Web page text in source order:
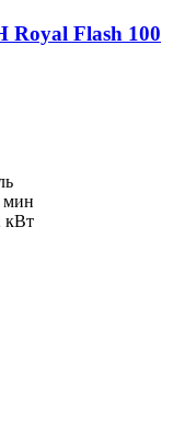
Royal Flash 100
мин
кВт